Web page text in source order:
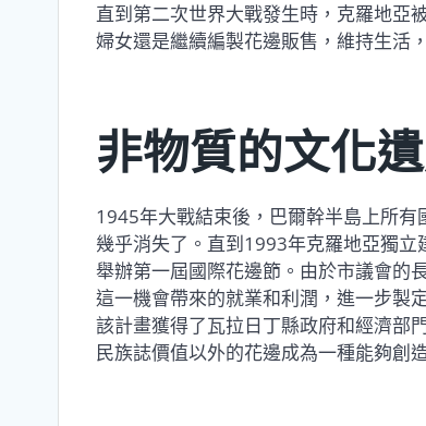
直到第二次世界大戰發生時，克羅地亞
婦女還是繼續編製花邊販售，維持生活
非物質的文化
1945年大戰結束後，巴爾幹半島上所有
幾乎消失了。直到1993年克羅地亞獨
舉辦第一屆國際花邊節。由於市議會的
這一機會帶來的就業和利潤，進一步製
該計畫獲得了瓦拉日丁縣政府和經濟部
民族誌價值以外的花邊成為一種能夠創